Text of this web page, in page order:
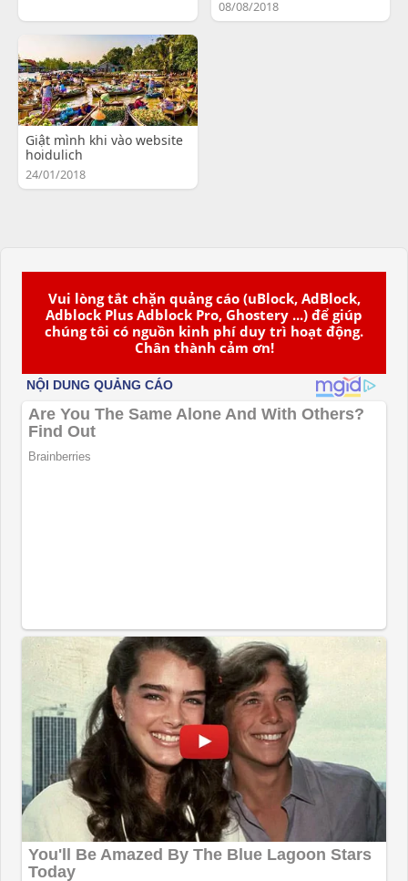
Vui lòng tắt chặn quảng cáo (uBlock, AdBlock,
Adblock Plus Adblock Pro, Ghostery ...) để giúp
chúng tôi có nguồn kinh phí duy trì hoạt động.
Chân thành cảm ơn!
08/08/2018
Giật mình khi vào website
hoidulich
24/01/2018